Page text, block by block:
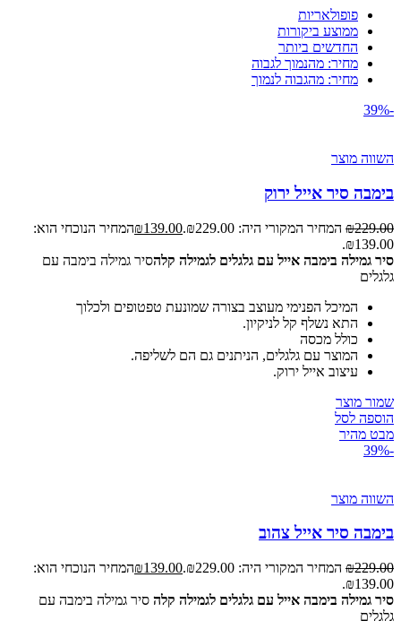
פופולאריות
ממוצע ביקורות
החדשים ביותר
מחיר: מהנמוך לגבוה
מחיר: מהגבוה לנמוך
-39%
השווה מוצר
בימבה סיר אייל ירוק
₪229.00 המחיר המקורי היה: ₪229.00. ₪139.00
המחיר הנוכחי הוא:
₪139.00.
סיר גמילה בימבה אייל עם גלגלים לגמילה קלהסיר גמילה בימבה עם
גלגלים
המיכל הפנימי מעוצב בצורה שמונעת טפטופים ולכלוך
התא נשלף קל לניקיון.
כולל מכסה
המוצר עם גלגלים, הניתנים גם הם לשליפה.
עיצוב אייל ירוק.
שמור מוצר
הוספה לסל
מבט מהיר
-39%
השווה מוצר
בימבה סיר אייל צהוב
₪229.00 המחיר המקורי היה: ₪229.00. ₪139.00
המחיר הנוכחי הוא:
₪139.00.
סיר גמילה בימבה אייל עם גלגלים לגמילה קלה סיר גמילה בימבה עם
גלגלים